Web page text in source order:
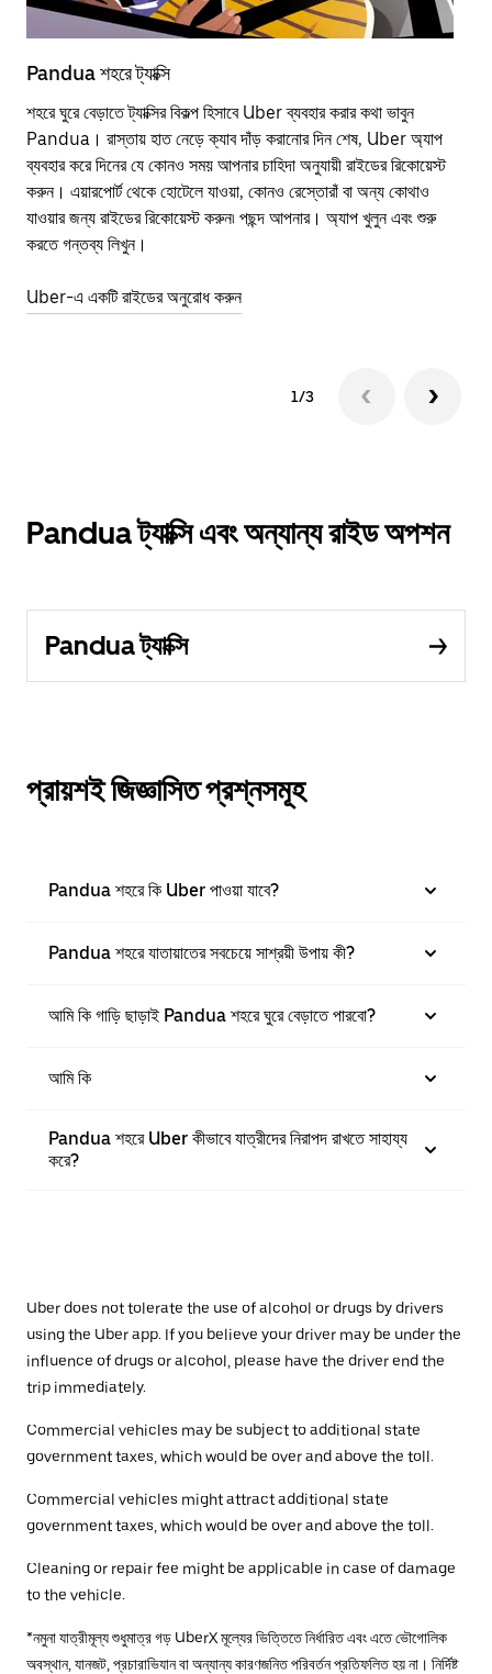
Pandua শহরে ট্যাক্সি
শহরে ঘুরে বেড়াতে ট্যাক্সির বিকল্প হিসাবে Uber ব্যবহার করার কথা ভাবুন
Pandua। রাস্তায় হাত নেড়ে ক্যাব দাঁড় করানোর দিন শেষ, Uber অ্যাপ
ব্যবহার করে দিনের যে কোনও সময় আপনার চাহিদা অনুযায়ী রাইডের রিকোয়েস্ট
করুন। এয়ারপোর্ট থেকে হোটেলে যাওয়া, কোনও রেস্তোরাঁ বা অন্য কোথাও
যাওয়ার জন্য রাইডের রিকোয়েস্ট করুন৷ পছন্দ আপনার। অ্যাপ খুলুন এবং শুরু
করতে গন্তব্য লিখুন।
Uber-এ একটি রাইডের অনুরোধ করুন
1/3
Pandua ট্যাক্সি এবং অন্যান্য রাইড অপশন
Pandua ট্যাক্সি
প্রায়শই জিজ্ঞাসিত প্রশ্নসমূহ
Pandua শহরে কি Uber পাওয়া যাবে?
Pandua শহরে যাতায়াতের সবচেয়ে সাশ্রয়ী উপায় কী?
আমি কি গাড়ি ছাড়াই Pandua শহরে ঘুরে বেড়াতে পারবো?
আমি কি
Pandua শহরে Uber কীভাবে যাত্রীদের নিরাপদ রাখতে সাহায্য
করে?
Uber does not tolerate the use of alcohol or drugs by drivers
using the Uber app. If you believe your driver may be under the
influence of drugs or alcohol, please have the driver end the
trip immediately.
Commercial vehicles may be subject to additional state
government taxes, which would be over and above the toll.
Commercial vehicles might attract additional state
government taxes, which would be over and above the toll.
Cleaning or repair fee might be applicable in case of damage
to the vehicle.
*নমুনা যাত্রীমূল্য শুধুমাত্র গড় UberX মূল্যের ভিত্তিতে নির্ধারিত এবং এতে ভৌগোলিক
অবস্থান, যানজট, প্রচারাভিযান বা অন্যান্য কারণজনিত পরিবর্তন প্রতিফলিত হয় না। নির্দিষ্ট